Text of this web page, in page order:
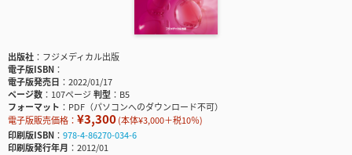
出版社
フジメディカル出版
電子版ISBN
電子版発売日
2022/01/17
ページ数
107ページ判型
B5
フォーマット
PDF（パソコンへのダウンロード不可）
電子版販売価格： ¥3,300(本体¥3,000＋税10％)
印刷版ISBN
978-4-86270-034-6
印刷版発行年月
2012/01